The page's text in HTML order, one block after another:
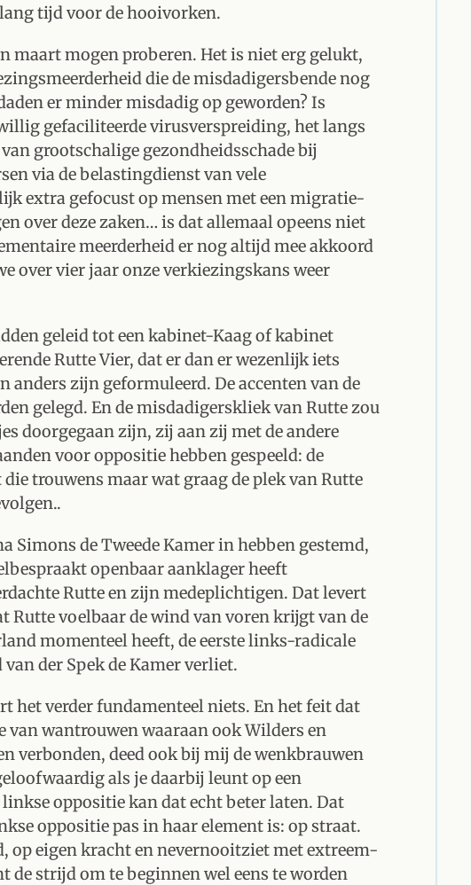
tijd voor de hooivorken.
maart mogen proberen. Het is niet erg gelukt,
die de misdadigersbende nog
er minder misdadig op geworden? Is
gefaciliteerde virusverspreiding, het langs
grootschalige gezondheidsschade bij
via de belastingdienst van vele
extra gefocust op mensen met een migratie-
over deze zaken… is dat allemaal opeens niet
meerderheid er nog altijd mee akkoord
over vier jaar onze verkiezingskans weer
geleid tot een kabinet-Kaag of kabinet
Rutte Vier, dat er dan er wezenlijk iets
anders zijn geformuleerd. De accenten van de
gelegd. En de misdadigerskliek van Rutte zou
doorgegaan zijn, zij aan zij met de andere
voor oppositie hebben gespeeld: de
trouwens maar wat graag de plek van Rutte
Simons de Tweede Kamer in hebben gestemd,
openbaar aanklager heeft
Rutte en zijn medeplichtigen. Dat levert
Rutte voelbaar de wind van voren krijgt van de
momenteel heeft, de eerste links-radicale
der Spek de Kamer verliet.
het verder fundamenteel niets. En het feit dat
van wantrouwen waaraan ook Wilders en
verbonden, deed ook bij mij de wenkbrauwen
als je daarbij leunt op een
oppositie kan dat echt beter laten. Dat
oppositie pas in haar element is: op straat.
op eigen kracht en nevernooitziet met extreem-
de strijd om te beginnen wel eens te worden